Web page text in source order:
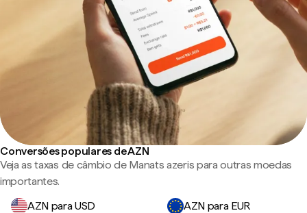
Conversões populares de AZN
Veja as taxas de câmbio de Manats azeris para outras moedas
importantes.
AZN para USD
AZN para EUR